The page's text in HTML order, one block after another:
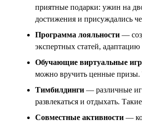
приятные подарки: ужин на
достижения и присуждались
Программа лояльности —
экспертных статей,
Обучающие виртуальные
можно вручить ценные призы.
Тимбилдинги — различные
развлекаться и отдыхать.
Совместные активности —